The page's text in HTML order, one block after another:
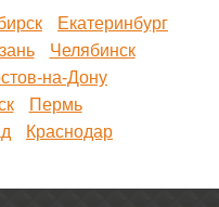
Екатеринбург
Челябинск
на-Дону
Пермь
Краснодар